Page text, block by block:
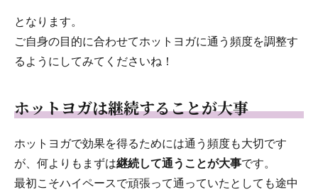
となります。
ご自身の目的に合わせてホットヨガに通う頻度を調整す
るようにしてみてくださいね！
ホットヨガは継続することが大事
ホットヨガで効果を得るためには通う頻度も大切です
が、何よりもまずは継続して通うことが大事です。
最初こそハイペースで頑張って通っていたとしても途中